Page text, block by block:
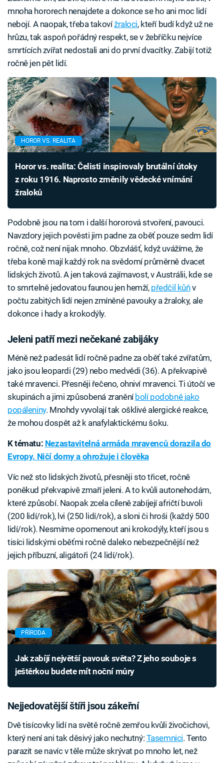
mnoha hororech nenajdete a dokonce se ho ani moc lidí
nebojí. A naopak, třeba takovížraloci, kteří budí když už ne
hrůzu, tak aspoň pořádný respekt, se v žebříčku nejvíce
smrtících zvířat nedostali ani do první dvacítky. Zabijí totiž
ročně jen pět lidí.
HOROR VS. REALITA
Horor vs. realita: Čelisti inspirovaly brutální útoky
z roku 1916. Naprosto změnily vědecké vnímání
žraloků
Podobně jsou na tom i další hororová stvoření, pavouci.
Navzdory jejich pověsti jim padne za oběť pouze sedm lidí
ročně, což není nijak mnoho. Obzvlášť, když uvážíme, že
třeba koně mají každý rok na svědomí průměrně dvacet
lidských životů. A jen taková zajímavost, v Austrálii, kde se
to smrtelně jedovatou faunou jen hemží, předčil kůňv
počtu zabitých lidí nejen zmíněné pavouky a žraloky, ale
dokonce i hady a krokodýly.
Jeleni patří mezi nečekané zabijáky
Méně než padesát lidí ročně padne za oběť také zvířatům,
jako jsou leopardi (29) nebo medvědi (36). A překvapivě
také mravenci. Přesněji řečeno, ohniví mravenci. Ti útočí ve
skupinách a jimi způsobená zranění bolí podobně jako
popáleniny. Mnohdy vyvolají tak ošklivé alergické reakce,
že mohou dospět až k anafylaktickému šoku.
K tématu: Nezastavitelná armáda mravenců dorazila do
Evropy. Ničí domy a ohrožuje i člověka
Víc než sto lidských životů, přesněji sto třicet, ročně
poněkud překvapivě zmaří jeleni. A to kvůli autonehodám,
které způsobí. Naopak zcela cíleně zabíjejí afričtí buvoli
(200 lidí/rok), lvi (250 lidí/rok), a sloni či hroši (každý 500
lidí/rok). Nesmíme opomenout ani krokodýly, kteří jsou s
tisíci lidskými oběťmi ročně daleko nebezpečnější než
jejich příbuzní, aligátoři (24 lidí/rok).
PŘÍRODA
Jak zabíjí největší pavouk světa? Z jeho souboje s
ještěrkou budete mít noční můry
Nejjedovatější štíři jsou zákeřní
Dvě tisícovky lidí na světě ročně zemřou kvůli živočichovi,
který není ani tak děsivý jako nechutný: Tasemnici. Tento
parazit se navíc v těle může skrývat po mnoho let, než